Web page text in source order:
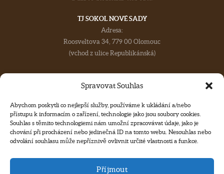
Spravovat Souhlas
Abychom poskytli co nejlepší služby, používáme k ukládání a/nebo
přístupu k informacím o zařízení, technologie jako jsou soubory cookies.
Souhlas s těmito technologiemi nám umožní zpracovávat údaje, jako je
chování při procházení nebo jedinečná ID na tomto webu. Nesouhlas nebo
odvolání souhlasu může nepříznivě ovlivnit určité vlastnosti a funkce.
Příjmout
TJ SOKOL NOVÉ SADY
Adresa:
Roosveltova 34, 779 00 Olomouc
(vchod z ulice Republikánská)
Kontakt
Máte nějaká dotaz?
Neváhejte nás oslovit.